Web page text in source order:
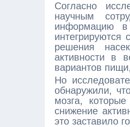
Согласно
научным
информацию в
интегрируются
решения
активности в
вариантов
Но
обнаружили,
мозга,
снижение
это заставило